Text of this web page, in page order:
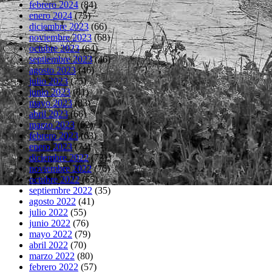
febrero 2024(84)
enero 2024(75)
diciembre 2023(66)
noviembre 2023(68)
octubre 2023(64)
septiembre 2023(46)
agosto 2023(46)
julio 2023(75)
junio 2023(81)
mayo 2023(83)
abril 2023(66)
marzo 2023(62)
febrero 2023(63)
enero 2023(74)
diciembre 2022(73)
noviembre 2022(76)
octubre 2022(65)
septiembre 2022 (35)
agosto 2022 (41)
julio 2022 (55)
junio 2022 (76)
mayo 2022 (79)
abril 2022 (70)
marzo 2022 (80)
febrero 2022 (57)